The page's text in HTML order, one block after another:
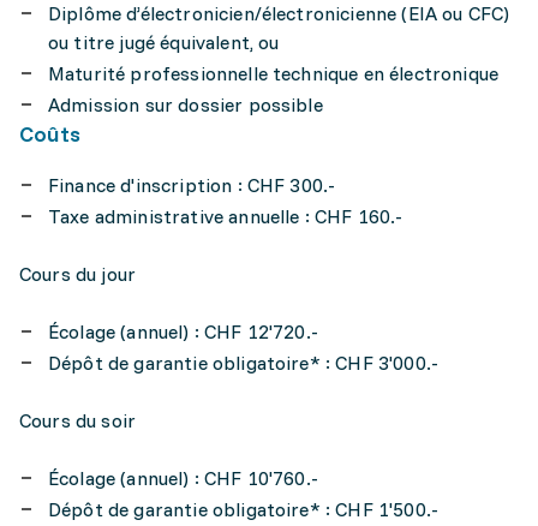
Diplôme d’électronicien/électronicienne (EIA ou CFC)
ou titre jugé équivalent, ou
Maturité professionnelle technique en électronique
Admission sur dossier possible
Coûts
Finance d'inscription : CHF 300.-
Taxe administrative annuelle : CHF 160.-
Cours du jour
Écolage (annuel) : CHF 12'720.-
Dépôt de garantie obligatoire* : CHF 3'000.-
Cours du soir
Écolage (annuel) : CHF 10'760.-
Dépôt de garantie obligatoire* : CHF 1'500.-